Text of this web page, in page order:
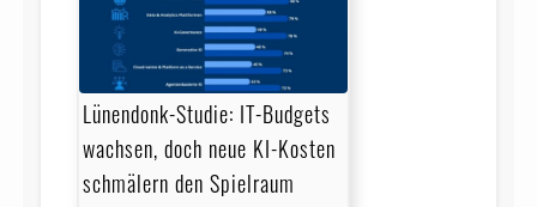
Lünendonk-Studie: IT-Budgets
wachsen, doch neue KI-Kosten
schmälern den Spielraum